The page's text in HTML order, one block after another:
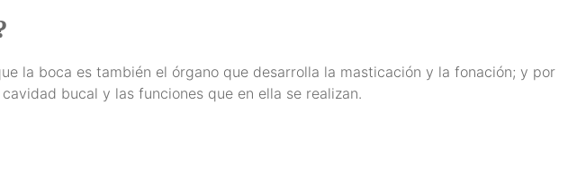
la boca es también el órgano que desarrolla la masticación y la fonación; y por
bucal y las funciones que en ella se realizan.